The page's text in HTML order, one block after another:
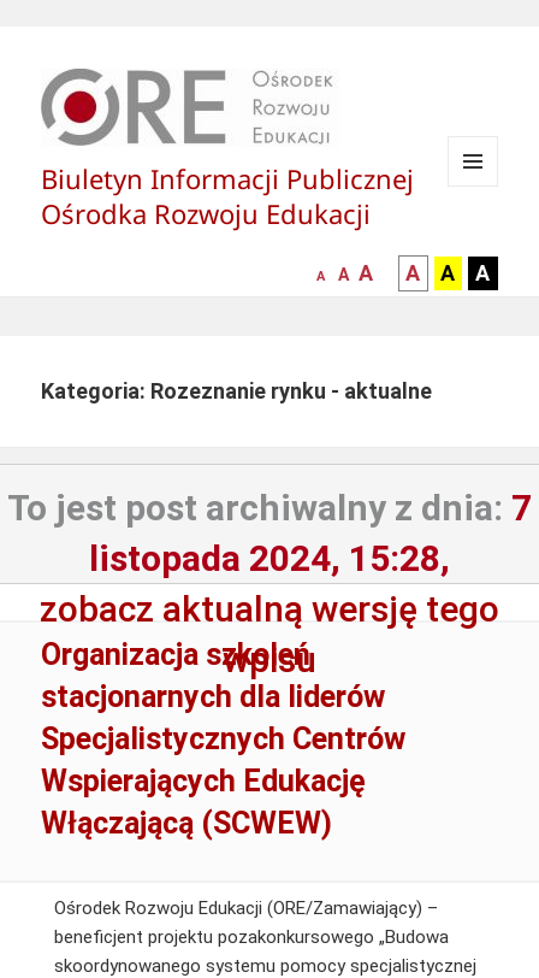
Biuletyn Informacji Publicznej
Ośrodka Rozwoju Edukacji
mniejsza
A
normalna
A
większa-
czcionka
A
kontrast
czarny
tle
A
kontrast
czarny
A
żółty
A
Kategoria: Rozeznanie rynku - aktualne
To jest post archiwalny z dnia: 7
listopada 2024, 15:28,
zobacz aktualną wersję tego
wpisu
Organizacja szkoleń
stacjonarnych dla liderów
Specjalistycznych Centrów
Wspierających Edukację
Włączającą (SCWEW)
Ośrodek Rozwoju Edukacji (ORE/Zamawiający) –
beneficjent projektu pozakonkursowego „Budowa
skoordynowanego systemu pomocy specjalistycznej